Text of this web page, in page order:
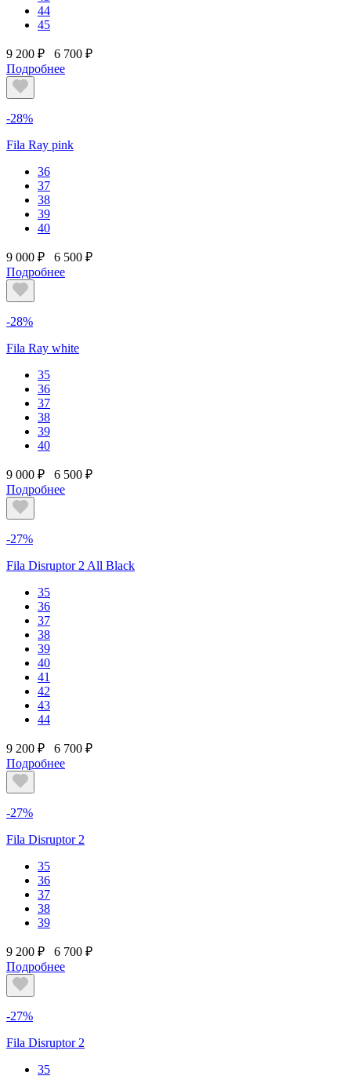
44
45
9 200 ₽
6 700 ₽
Подробнее
-28%
Fila Ray pink
36
37
38
39
40
9 000 ₽
6 500 ₽
Подробнее
-28%
Fila Ray white
35
36
37
38
39
40
9 000 ₽
6 500 ₽
Подробнее
-27%
Fila Disruptor 2 All Black
35
36
37
38
39
40
41
42
43
44
9 200 ₽
6 700 ₽
Подробнее
-27%
Fila Disruptor 2
35
36
37
38
39
9 200 ₽
6 700 ₽
Подробнее
-27%
Fila Disruptor 2
35